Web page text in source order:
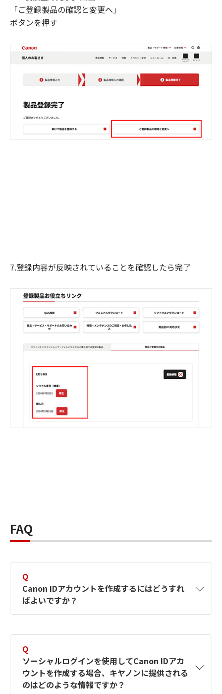
「ご登録製品の確認と変更へ」
ボタンを押す
7.登録内容が反映されていることを確認したら完了
FAQ
Q
Canon IDアカウントを作成するにはどうすれ
ばよいですか？
す。詳しい作成方法は【カメラ】Canon IDとは
何ですか？Canon IDの作成方法は？をご確認く
ださい。
Q
ソーシャルログインを使用してCanon IDアカ
ウントを作成する場合、キヤノンに提供される
のはどのような情報ですか？